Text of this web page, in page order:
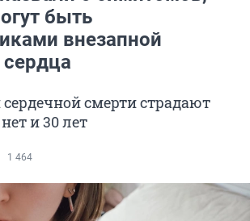
быть
внезапной
смерти страдают
и 30 лет
1 464